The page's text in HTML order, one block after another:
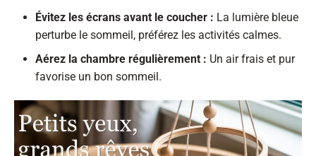
Évitez les écrans avant le coucher : La lumière bleue
perturbe le sommeil, préférez les activités calmes.
Aérez la chambre régulièrement : Un air frais et pur
favorise un bon sommeil.